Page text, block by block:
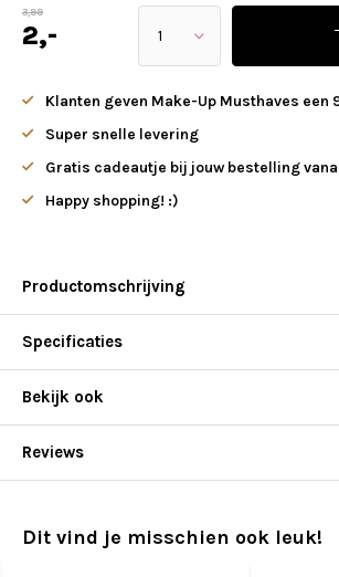
3,99
2,-
Klanten geven Make-Up Musthaves een
Super snelle levering
Gratis cadeautje bij jouw bestelling
Happy shopping! :)
Productomschrijving
Specificaties
Bekijk ook
Reviews
Dit vind je misschien ook leuk!